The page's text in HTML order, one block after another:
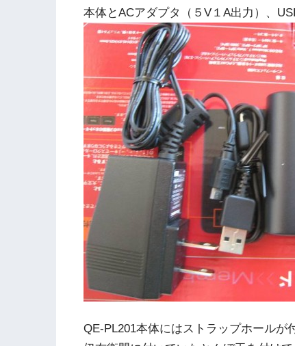
本体とACアダプタ（５V１A出力）、
QE-PL201本体にはストラップホールが